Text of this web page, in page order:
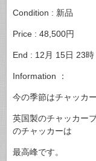
Condition : 新品
Price : 48,500円
End : 12月 15日 23時
Information ：
今の季節はチャッカ
英国製のチャッカー
のチャッカーは
最高峰です。